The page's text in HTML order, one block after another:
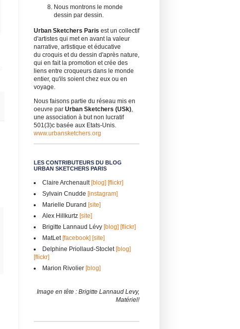
Nous montrons le monde
dessin par dessin.
Urban Sketchers Paris est un collectif
d'artistes qui met en avant la valeur
narrative, artistique et éducative
du croquis et du dessin d'après nature,
qui en fait la promotion et crée des
liens entre croqueurs dans le monde
entier, qu'ils soient chez eux ou en
voyage.
Nous faisons partie du réseau mis en
oeuvre par Urban Sketchers (USk)
une association à but non lucratif
501(3)c basée aux Etats-Unis.
www.urbansketchers.org
LES CONTRIBUTEURS DU BLOG
URBAN SKETCHERS PARIS
Claire Archenault[blog] [flickr]
Sylvain Cnudde [instagram]
Marielle Durand [site]
Alex Hillkurtz [site]
Brigitte Lannaud Lévy [blog] [flickr]
MatLet[facebook] [site]
Delphine Priollaud-Stoclet[blog]
[flickr]
Marion Rivolier [blog]
Image en tête : Brigitte Lannaud Levy,
Matériel!